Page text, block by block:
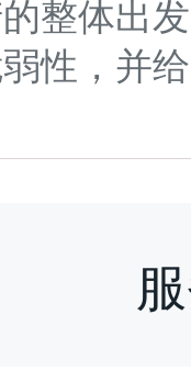
整体出
性，并